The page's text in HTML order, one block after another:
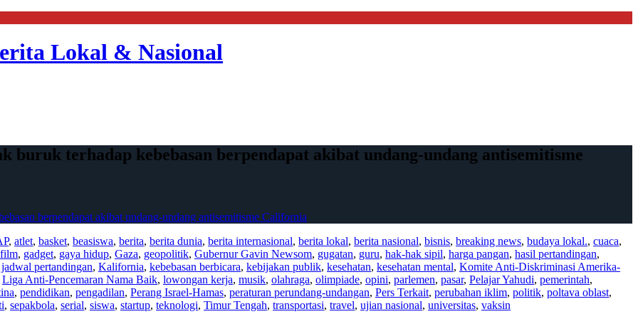
Lokal & Nasional
buruk terhadap kebebasan berpendapat akibat undang-undang antisemitisme
berpendapat akibat undang-undang antisemitisme California
, atlet, basket, beasiswa, berita, berita dunia, berita internasional, berita lokal, berita nasional, bisnis, breaking news, budaya lokal., cuaca,
film, gadget, gaya hidup, Gaza, geopolitik, Gubernur Gavin Newsom, gugatan, guru, hak-hak sipil, harga pangan, hasil pertandingan,
jadwal pertandingan, Kalifornia, kebebasan berbicara, kebijakan publik, kesehatan, kesehatan mental, Komite Anti-Diskriminasi Amerika-
Liga Anti-Pencemaran Nama Baik, lowongan kerja, musik, olahraga, olimpiade, opini, parlemen, pasar, Pelajar Yahudi, pemerintah,
, pendidikan, pengadilan, Perang Israel-Hamas, peraturan perundang-undangan, Pers Terkait, perubahan iklim, politik, poltava oblast,
, sepakbola, serial, siswa, startup, teknologi, Timur Tengah, transportasi, travel, ujian nasional, universitas, vaksin